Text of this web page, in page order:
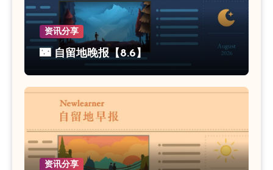
资讯分享
🌃 自留地晚报【8.6】
资讯分享